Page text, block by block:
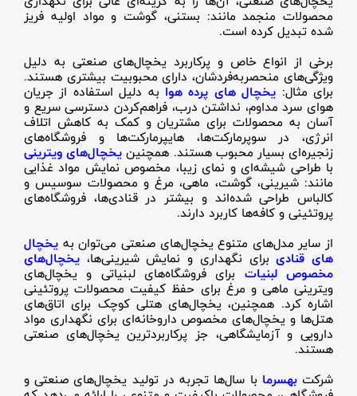
محصولات منجمد مانند: بستنی، گوشت و مواد اولیه فریز
شده تبدیل کرده است.
برخی از انواع خاص و پرکاربرد یخچال‌های صنعتی به دلیل
ویژگی‌های منحصربه‌فردشان، دارای محبوبیت بیشتری هستند.
برای مثال: یخچال های پرده هوا به دلیل استفاده از جریان
هوای سرد مداوم، نداشتن درب، فراهم‌کردن دسترسی سریع و
آسان به محصولات برای مشتریان و کمک به کاهش اتلاف
انرژی، در سوپرمارکت‌ها، هایپرمارکت‌ها و فروشگاه‌های
زنجیره‌ای بسیار محبوب هستند. همچنینیخچال‌های ویترینی
با طراحی شیشه‌ای و نمای زیبا، مخصوص نمایش مواد غذایی
مانند: شیرینی، گوشت، ماهی، مرغ و محصولات سوسیس و
کالباس طراحی شده‌اند و بیشتر در قنادی‌ها، فروشگاه‌های
پروتئینی و کافه‌ها کاربرد دارند.
از سایر مدل‌های متنوع یخچال‌های صنعتی می‌توان به یخچال
های قنادیبرای نگهداری و نمایش شیرینی‌ها، یخچال‌های
مخصوص لبنیات برای فروشگاه‌های لبنیاتی و یخچال‌های
ویترینی ماهی و مرغ برای حفظ کیفیت محصولات پروتئینی
اشاره کرد. همچنین، یخچال‌های هتلی کوچک برای اتاق‌های
هتل‌ها و یخچال‌های مخصوص داروخانه‌ای برای نگهداری مواد
دارویی و آزمایشگاهی، جز پرکاربردترین یخچال‌های صنعتی
هستند.
شرکتبهسرما با سال‌ها تجربه در تولید یخچال‌های صنعتی و